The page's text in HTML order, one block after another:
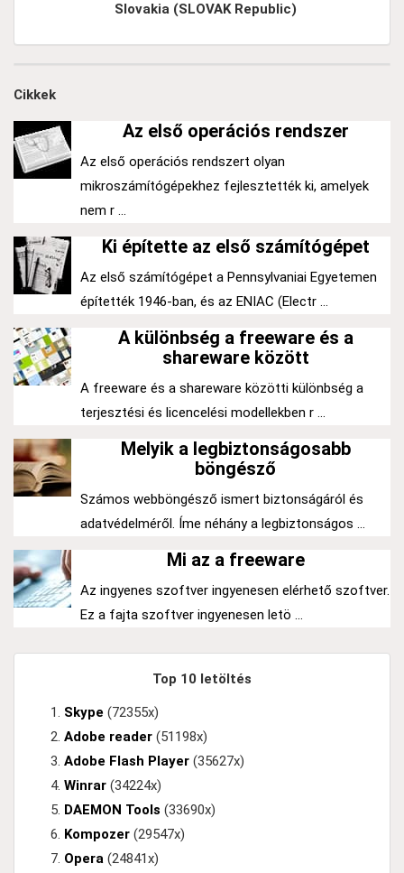
Slovakia (SLOVAK Republic)
Cikkek
Az első operációs rendszer
Az első operációs rendszert olyan
mikroszámítógépekhez fejlesztették ki, amelyek
nem r ...
Ki építette az első számítógépet
Az első számítógépet a Pennsylvaniai Egyetemen
építették 1946-ban, és az ENIAC (Electr ...
A különbség a freeware és a
shareware között
A freeware és a shareware közötti különbség a
terjesztési és licencelési modellekben r ...
Melyik a legbiztonságosabb
böngésző
Számos webböngésző ismert biztonságáról és
adatvédelméről. Íme néhány a legbiztonságos ...
Mi az a freeware
Az ingyenes szoftver ingyenesen elérhető szoftver.
Ez a fajta szoftver ingyenesen letö ...
Top 10 letöltés
Skype (72355x)
Adobe reader (51198x)
Adobe Flash Player (35627x)
Winrar (34224x)
DAEMON Tools (33690x)
Kompozer (29547x)
Opera (24841x)